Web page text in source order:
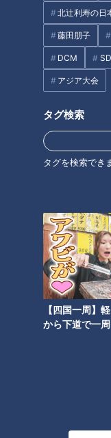
北辻利寿の日
藤田朋子
DCM
アジア大会
タグ検索
タグを検索でき
【四国一周】
から下道で一
して奮闘！ 岐阜の林
材を育成『加茂農林高
科学科をマヂラブがリ
みえの輝く女子プロジ
パンサー